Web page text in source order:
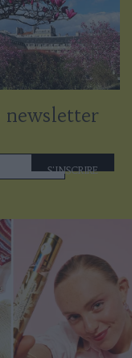
newsletter
S'INSCRIRE